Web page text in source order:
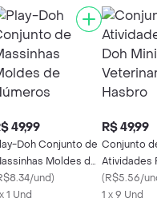
49,99
Doh Conjunto de
Moldes de
und)
1 Und
R$ 49,99
Conjunto
Atividades
Mini Kit
Hasbro
(R$5.56/
1 x 9 Und